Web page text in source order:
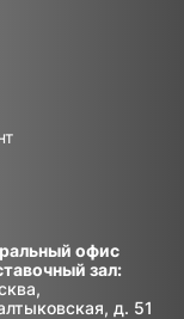
офис
зал:
д. 51